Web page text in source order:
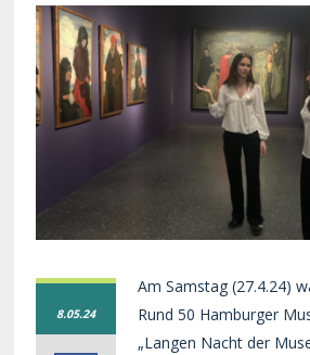
8.05.24
Am Samstag (27.4.24)
Rund 50 Hamburger
„Langen Nacht der